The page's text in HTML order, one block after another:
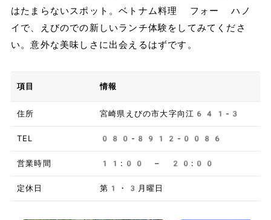
はたまらないスポット。ベトナム料理 フォー ハノ
イで、えびのでの新しいランチ体験をしてみてくださ
い。意外な美味しさに出会えるはずです。
項目 情報
住所 宮崎県えびの市大字向江641-3
TEL 080-8912-0086
営業時間 11:00 – 20:00
定休日 第1・3月曜日